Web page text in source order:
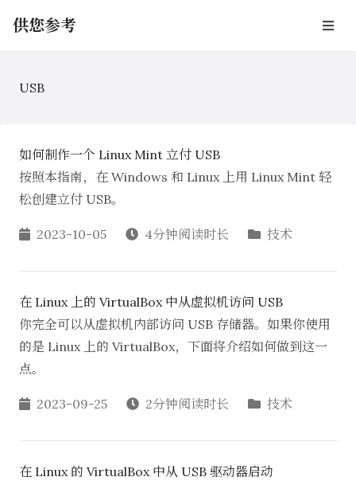
供您参考
USB
如何制作一个 Linux Mint 立付 USB
按照本指南，在 Windows 和 Linux 上用 Linux Mint 轻
松创建立付 USB。
2023-10-05 4分钟阅读时长 技术
在 Linux 上的 VirtualBox 中从虚拟机访问 USB
你完全可以从虚拟机内部访问 USB 存储器。如果你使用
的是 Linux 上的 VirtualBox，下面将介绍如何做到这一
点。
2023-09-25 2分钟阅读时长 技术
在 Linux 的 VirtualBox 中从 USB 驱动器启动